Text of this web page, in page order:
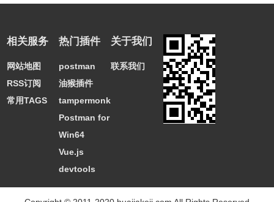
相关服务
网站地图
RSS订阅
常用TAGS
热门插件
postman
油猴插件
tampermonkey
Postman for
Win64
Vue.js
devtools
关于我们
联系我们